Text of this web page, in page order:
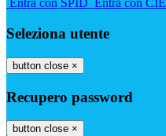
Entra con SPID Entra con CIE
Seleziona utente
button close ×
Recupero password
button close ×